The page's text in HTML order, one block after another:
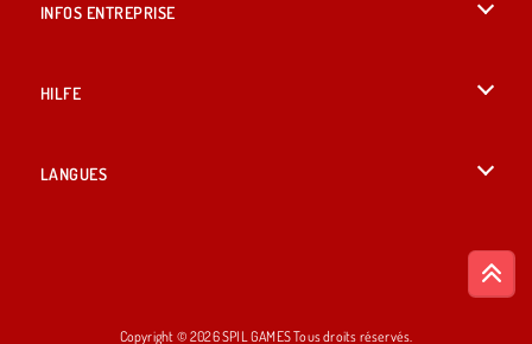
INFOS ENTREPRISE
HILFE
LANGUES
Copyright © 2026 SPIL GAMES Tous droits réservés.